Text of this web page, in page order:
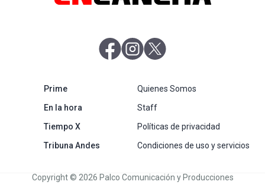
abre en nueva pestaña
abre en nueva pestaña
Primeabre en nueva pestaña
En la horaabre en nueva pestaña
Tiempo Xabre en nueva pestaña
Tribuna Andesabre en nueva pestaña
Quienes Somos
Staff
Políticas de privacidad
Condiciones de uso y servicios
Copyright © 2026 Palco Comunicación y Producciones